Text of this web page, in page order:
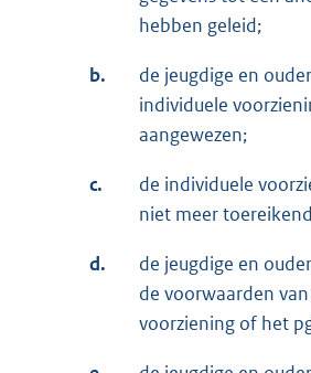
hebben geleid;
b.
de jeugdige en
individuele
aangewezen;
c.
de individuele
niet meer
d.
de jeugdige en
de voorwaarden
voorziening of het